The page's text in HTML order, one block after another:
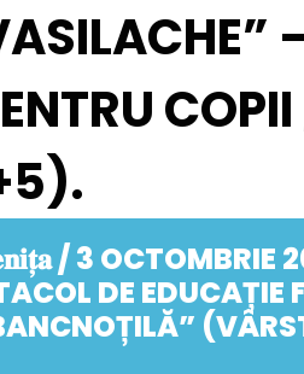
/ 3 OCTOMBRIE
DE EDUCAȚIE